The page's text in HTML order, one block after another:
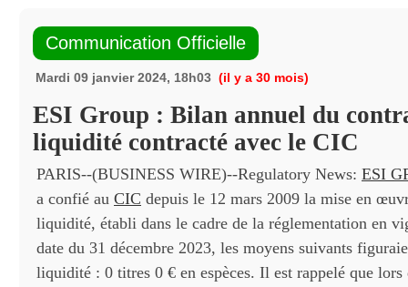
Communication Officielle
Mardi 09 janvier 2024, 18h03 (il y a 30 mois)
ESI Group : Bilan annuel du
liquidité contracté avec le CIC
PARIS--(BUSINESS WIRE)--Regulatory News: ESI
a confié au CIC depuis le 12 mars 2009 la mise en
liquidité, établi dans le cadre de la réglementation en
date du 31 décembre 2023, les moyens suivants
liquidité : 0 titres 0 € en espèces. Il est rappelé que